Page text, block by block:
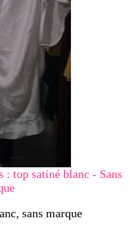
top satiné blanc - Sans
sans marque